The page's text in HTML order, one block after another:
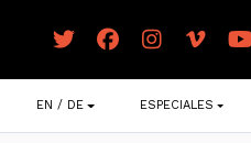
EN / DE ESPECIALES